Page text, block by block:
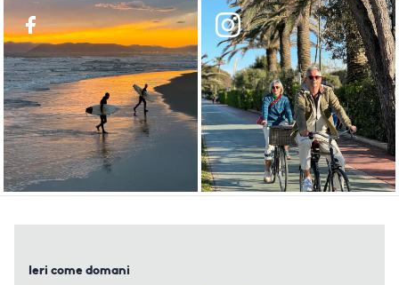
Ieri come domani